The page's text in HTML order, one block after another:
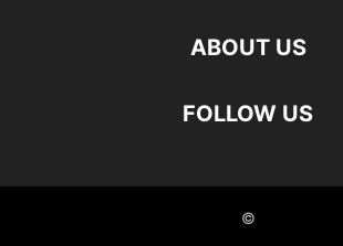
ABOUT US
FOLLOW US
©